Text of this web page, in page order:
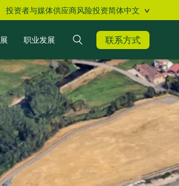
投资者与媒体供应商风险投资简体中文
职业发展 搜索 联系方式